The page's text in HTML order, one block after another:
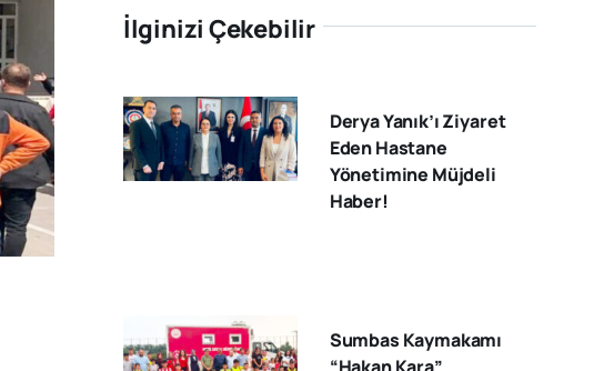
İlginizi Çekebilir
Derya Yanık’ı Ziyaret
Eden Hastane
Yönetimine Müjdeli
Haber!
Sumbas Kaymakamı